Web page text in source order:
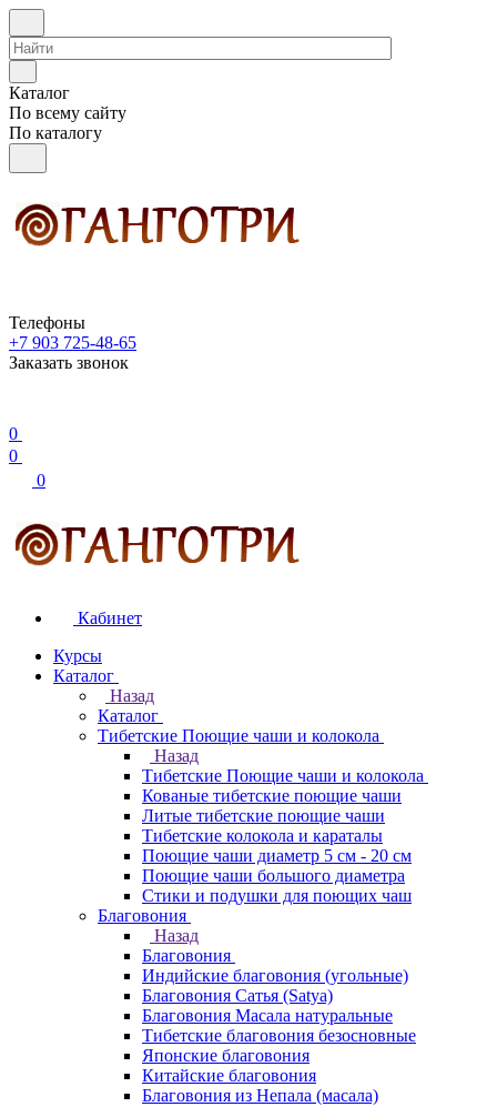
Каталог
По всему сайту
По каталогу
Телефоны
+7 903 725-48-65
Заказать звонок
0
0
0
Кабинет
Курсы
Каталог
Назад
Каталог
Тибетские Поющие чаши и колокола
Назад
Тибетские Поющие чаши и колокола
Кованые тибетские поющие чаши
Литые тибетские поющие чаши
Тибетские колокола и караталы
Поющие чаши диаметр 5 см - 20 см
Поющие чаши большого диаметра
Стики и подушки для поющих чаш
Благовония
Назад
Благовония
Индийские благовония (угольные)
Благовония Сатья (Satya)
Благовония Масала натуральные
Тибетские благовония безосновные
Японские благовония
Китайские благовония
Благовония из Непала (масала)